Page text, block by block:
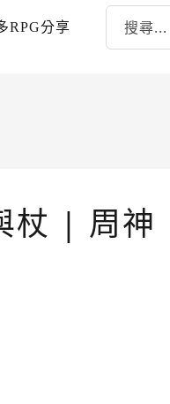
RPG分享
杖 | 周神